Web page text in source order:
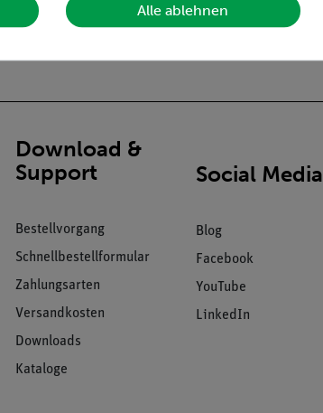
Download &
Support
Bestellvorgang
Schnellbestellformular
Zahlungsarten
Versandkosten
Downloads
Kataloge
Social Media
Blog
Facebook
YouTube
LinkedIn
Alle ablehnen